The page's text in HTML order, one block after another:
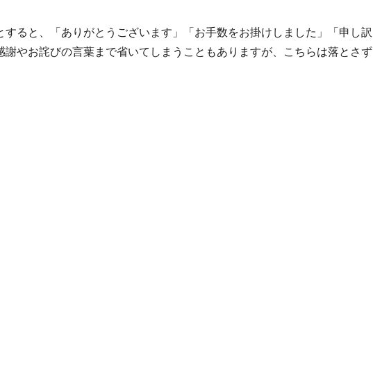
すると、「ありがとうございます」「お手数をお掛けしました」「申し訳
謝やお詫びの言葉まで省いてしまうこともありますが、こちらは落とさず